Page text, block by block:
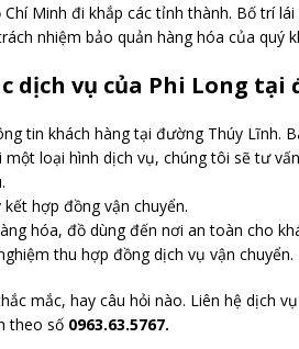
Minh đi khắp các tỉnh thành. Bố trí
nhiệm bảo quản hàng hóa của quý
dịch vụ của Phi Long tại
tin khách hàng tại đường Thúy Lĩnh.
một loại hình dịch vụ, chúng tôi sẽ tư
kết hợp đồng vận chuyển.
hóa, đồ dùng đến nơi an toàn cho
thu hợp đồng dịch vụ vận chuyển.
mắc, hay câu hỏi nào. Liên hệ dịch
theo số 0963.63.5767.